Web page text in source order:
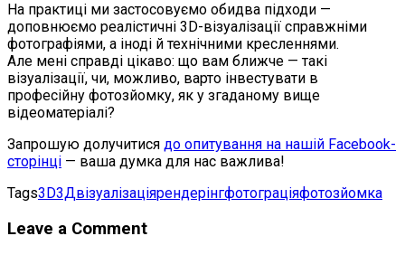
На практиці ми застосовуємо обидва підходи —
доповнюємо реалістичні 3D-візуалізації справжніми
фотографіями, а іноді й технічними кресленнями.
Але мені справді цікаво: що вам ближче — такі
візуалізації, чи, можливо, варто інвестувати в
професійну фотозйомку, як у згаданому вище
відеоматеріалі?
Запрошую долучитися до опитування на нашій Facebook-
сторінці — ваша думка для нас важлива!
Tags3D3Двізуалізаціярендерінгфотограціяфотозйомка
Leave a Comment